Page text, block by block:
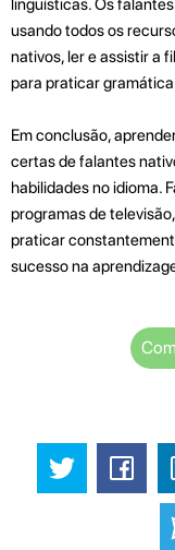
usando todos os
nativos, ler e assistir a
para praticar
Em conclusão,
certas de falantes
habilidades no idioma.
programas de
praticar
sucesso na